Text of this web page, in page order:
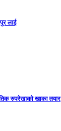
लाई
रुपरेखाको खाका तयार